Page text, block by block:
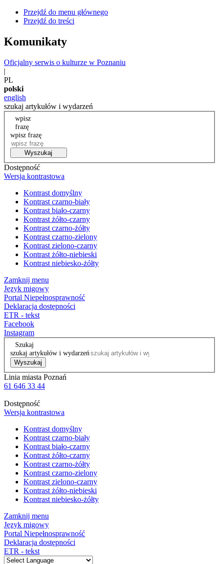
Przejdź do menu głównego
Przejdź do treści
Komunikaty
Oficjalny serwis o kulturze w Poznaniu
|
PL
polski
english
szukaj artykułów i wydarzeń
wpisz
frazę
wpisz frazę
Wyszukaj
Dostępność
Wersja kontrastowa
Kontrast domyślny
Kontrast czarno-biały
Kontrast biało-czarny
Kontrast żółto-czarny
Kontrast czarno-żółty
Kontrast czarno-zielony
Kontrast zielono-czarny
Kontrast żółto-niebieski
Kontrast niebiesko-żółty
Zamknij menu
Język migowy
Portal Niepełnosprawność
Deklaracja dostępności
ETR - tekst
Facebook
Instagram
Szukaj
szukaj artykułów i wydarzeń
Wyszukaj
Linia miasta Poznań
61 646 33 44
Dostępność
Wersja kontrastowa
Kontrast domyślny
Kontrast czarno-biały
Kontrast biało-czarny
Kontrast żółto-czarny
Kontrast czarno-żółty
Kontrast czarno-zielony
Kontrast zielono-czarny
Kontrast żółto-niebieski
Kontrast niebiesko-żółty
Zamknij menu
Język migowy
Portal Niepełnosprawność
Deklaracja dostępności
ETR - tekst